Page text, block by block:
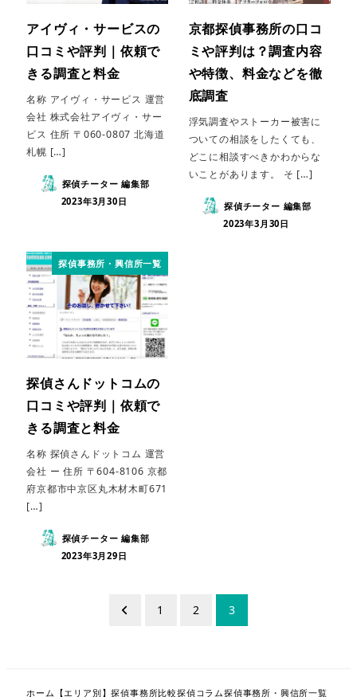
アイヴィ・サービスの
口コミや評判｜依頼で
きる調査と料金
名称 アイヴィ・サービス 運営
会社 株式会社アイヴィ・サー
ビス 住所 〒060-0807 北海道
札幌 […]
探偵チーター 編集部
2023年3月30日
京都探偵事務所の口コ
ミや評判は？調査内容
や特徴、料金などを徹
底調査
浮気調査やストーカー被害に
ついての相談をしたくても、
どこに相談すべきかわからな
いことがあります。 そ […]
探偵チーター 編集部
2023年3月30日
探偵事務所・興信所一覧
探偵さんドットコムの
口コミや評判｜依頼で
きる調査と料金
名称 探偵さんドットコム 運営
会社 ー 住所 〒604-8106 京都
府京都市中京区丸木材木町671
[…]
探偵チーター 編集部
2023年3月29日
1 2 3
ホーム 【エリア別】探偵事務所比較探偵コラム探偵事務所・興信所一覧